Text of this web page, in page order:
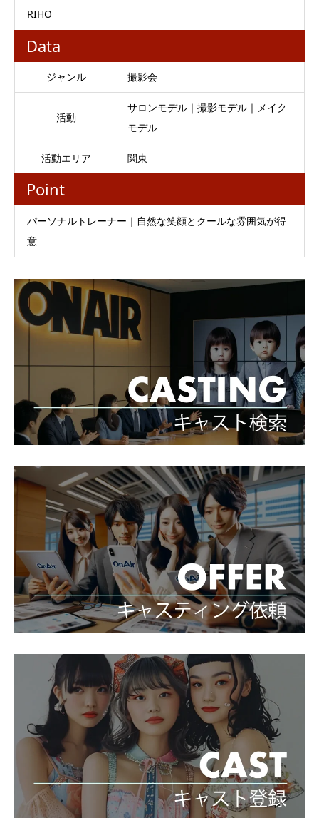
RIHO
Data
ジャンル 撮影会
活動
サロンモデル｜撮影モデル｜メイク
モデル
活動エリア 関東
Point
パーソナルトレーナー｜自然な笑顔とクールな雰囲気が得
意